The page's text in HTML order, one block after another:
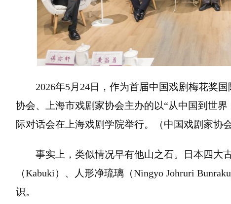
2026年5月24日，作为首届中国戏剧梅花奖
协会、上海市戏剧家协会主办的以“从中国到世
际对话会在上海戏剧学院举行。（中国戏剧家协会
事实上，类似情况早有他山之石。日本四大
（Kabuki）、人形净琉璃（Ningyo Johruri
识。